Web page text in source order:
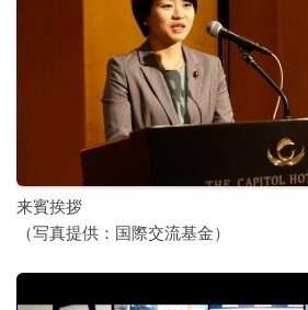
来賓挨拶
（写真提供：国際交流基金）